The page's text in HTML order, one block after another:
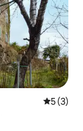
レビュー
5 (3)